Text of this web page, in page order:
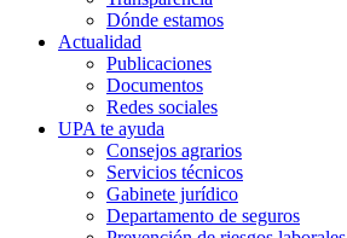
Dónde estamos
Actualidad
Publicaciones
Documentos
Redes sociales
UPA te ayuda
Consejos agrarios
Servicios técnicos
Gabinete jurídico
Departamento de seguros